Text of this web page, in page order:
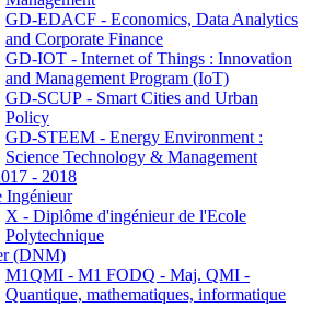
GD-EDACF - Economics, Data Analytics
and Corporate Finance
GD-IOT - Internet of Things : Innovation
and Management Program (IoT)
GD-SCUP - Smart Cities and Urban
Policy
GD-STEEM - Energy Environment :
Science Technology & Management
- 2018
Ingénieur
X - Diplôme d'ingénieur de l'Ecole
Polytechnique
(DNM)
M1QMI - M1 FODQ - Maj. QMI -
Quantique, mathematiques, informatique